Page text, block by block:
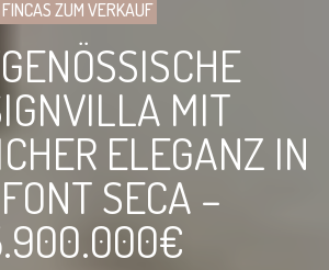
FINCAS ZUM VERKAUF
MIT
ELEGANZ IN
SECA –